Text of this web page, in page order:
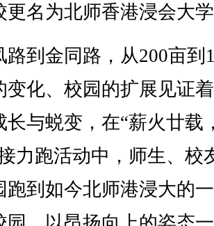
更名为北师香港浸会大
金同路，从200亩到
变化、校园的扩展见证
长与蜕变，在“薪火廿载
力跑活动中，师生、校
跑到如今北师港浸大的